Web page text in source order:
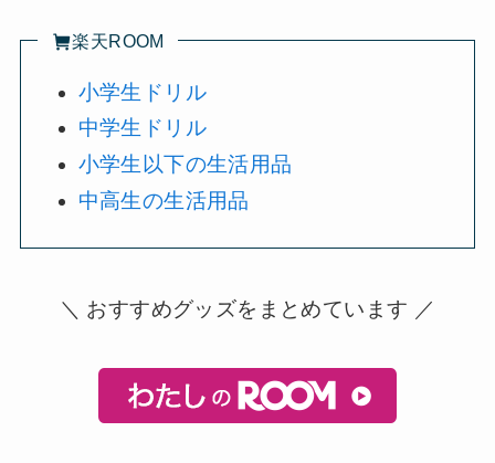
楽天ROOM
小学生ドリル
中学生ドリル
小学生以下の生活用品
中高生の生活用品
＼ おすすめグッズをまとめています ／